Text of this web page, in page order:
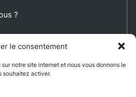
le consentement
notre site internet et nous vous donnons le
souhaitez activer.
?